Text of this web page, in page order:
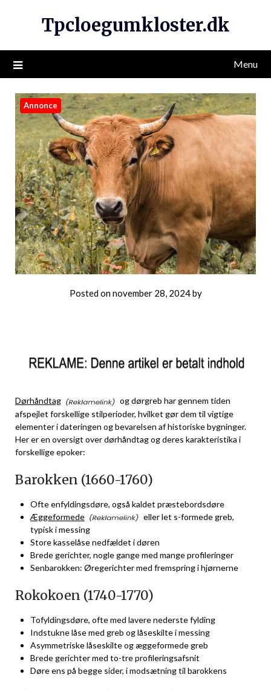
Tpcloegumkloster.dk
Menu
Annonce
Posted onnovember 28, 2024by
Dørhåndtag
og dørgreb har gennem tiden
afspejlet forskellige stilperioder, hvilket gør dem til vigtige
elementer i dateringen og bevarelsen af historiske bygninger.
Her er en oversigt over dørhåndtag og deres karakteristika i
forskellige epoker:
Barokken (1660-1760)
Ofte enfyldingsdøre, også kaldet præstebordsdøre
Æggeformede
eller let s-formede greb,
typisk i messing
Store kasselåse nedfældet i døren
Brede gerichter, nogle gange med mange profileringer
Senbarokken: Øregerichter med fremspring i hjørnerne
Rokokoen (1740-1770)
Tofyldingsdøre, ofte med lavere nederste fylding
Indstukne låse med greb og låseskilte i messing
Asymmetriske låseskilte og æggeformede greb
Brede gerichter med to-tre profileringsafsnit
Døre ens på begge sider, i modsætning til barokkens